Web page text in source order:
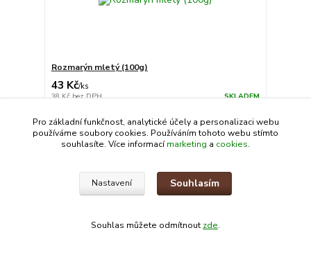
Rozmarýn mletý (100g)
43 Kč/ks
38 Kčbez DPH SKLADEM
Koupit
Pro základní funkčnost, analytické účely a personalizaci webu
používáme soubory cookies. Používáním tohoto webu stímto
souhlasíte. Více informacímarketing a cookies.
Nastavení Souhlasím
Souhlas můžete odmítnout zde.